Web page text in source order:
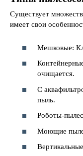
Существует
имеет свои
Мешковые:
очищается.
С
пыль.
Роботы-
Моющие